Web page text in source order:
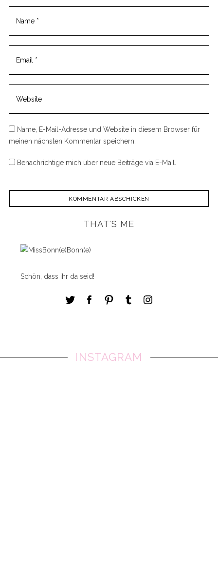
Name, E-Mail-Adresse und Website in diesem Browser für
meinen nächsten Kommentar speichern.
Benachrichtige mich über neue Beiträge via E-Mail.
THAT'S ME
Schön, dass ihr da seid!
INSTAGRAM